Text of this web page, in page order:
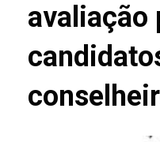
avaliação